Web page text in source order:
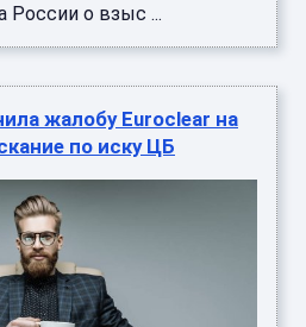
России о взыс ...
жалобу Euroclear на
по иску ЦБ